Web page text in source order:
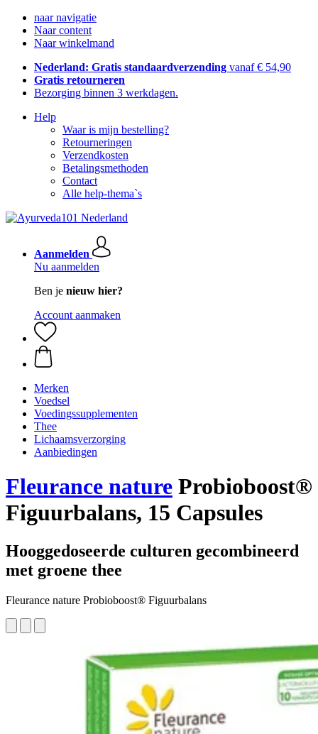
naar navigatie
Naar content
Naar winkelmand
Nederland: Gratis standaardverzending vanaf € 54,90
Gratis retourneren
Bezorging binnen 3 werkdagen.
Help
Waar is mijn bestelling?
Retourneringen
Verzendkosten
Betalingsmethoden
Contact
Alle help-thema`s
Aanmelden
Nu aanmelden
Ben je nieuw hier?
Account aanmaken
Merken
Voedsel
Voedingssupplementen
Thee
Lichaamsverzorging
Aanbiedingen
Fleurance nature Probioboost®
Figuurbalans, 15 Capsules
Hooggedoseerde culturen gecombineerd
met groene thee
Fleurance nature Probioboost® Figuurbalans